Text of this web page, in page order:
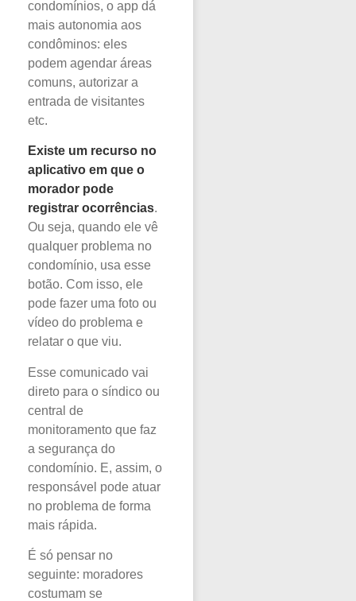
condomínios, o app dá
mais autonomia aos
condôminos: eles
podem agendar áreas
comuns, autorizar a
entrada de visitantes
etc.
Existe um recurso no
aplicativo em que o
morador pode
registrar ocorrências.
Ou seja, quando ele vê
qualquer problema no
condomínio, usa esse
botão. Com isso, ele
pode fazer uma foto ou
vídeo do problema e
relatar o que viu.
Esse comunicado vai
direto para o síndico ou
central de
monitoramento que faz
a segurança do
condomínio. E, assim, o
responsável pode atuar
no problema de forma
mais rápida.
É só pensar no
seguinte: moradores
costumam se